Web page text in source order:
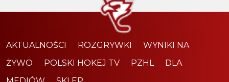
AKTUALNOŚCI ROZGRYWKI
WYNIKI NA
ŻYWO
POLSKI HOKEJ TV PZHL
DLA